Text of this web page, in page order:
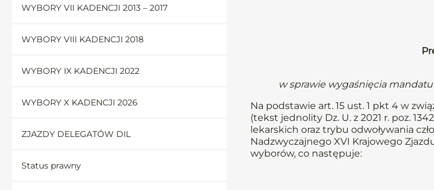
WYBORY VII KADENCJI 2013 – 2017
WYBORY VIII KADENCJI 2018
WYBORY IX KADENCJI 2022
WYBORY X KADENCJI 2026
ZJAZDY DELEGATÓW DIL
Status prawny
w sprawie wygaśnięcia
Na podstawie art. 15 ust. 1 pkt 4 w
(tekst jednolity Dz. U. z 2021 r. poz.
lekarskich oraz trybu odwoływania
Nadzwyczajnego XVI Krajowego
wyborów, co następuje: